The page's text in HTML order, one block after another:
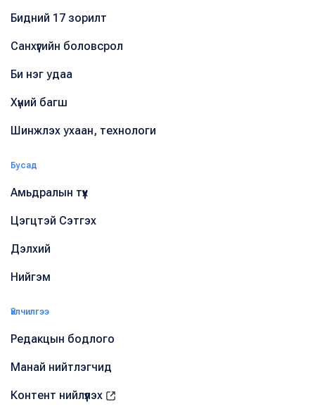
Бидний 17 зорилт
Санхүүгийн боловсрол
Би нэг удаа
Хүний багш
Шинжлэх ухаан, технологи
Бусад
Амьдралын түүх
Цэгцтэй Сэтгэх
Дэлхий
Нийгэм
Үйлчилгээ
Редакцын бодлого
Манай нийтлэгчид
Контент нийлүүлэх